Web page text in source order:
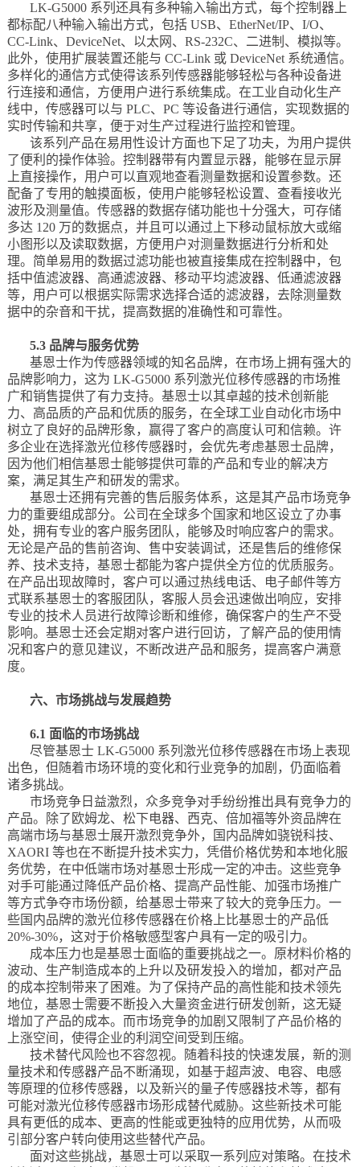
LK-G5000 系列还具有多种输入输出方式，每个控制器上
都标配八种输入输出方式，包括 USB、EtherNet/IP、I/O、
CC-Link、DeviceNet、以太网、RS-232C、二进制、模拟等。
此外，使用扩展装置还能与 CC-Link 或 DeviceNet 系统通信。
多样化的通信方式使得该系列传感器能够轻松与各种设备进
行连接和通信，方便用户进行系统集成。在工业自动化生产
线中，传感器可以与 PLC、PC 等设备进行通信，实现数据的
实时传输和共享，便于对生产过程进行监控和管理。
该系列产品在易用性设计方面也下足了功夫，为用户提供
了便利的操作体验。控制器带有内置显示器，能够在显示屏
上直接操作，用户可以直观地查看测量数据和设置参数。还
配备了专用的触摸面板，使用户能够轻松设置、查看接收光
波形及测量值。传感器的数据存储功能也十分强大，可存储
多达 120 万的数据点，并且可以通过上下移动鼠标放大或缩
小图形以及读取数据，方便用户对测量数据进行分析和处
理。简单易用的数据过滤功能也被直接集成在控制器中，包
括中值滤波器、高通滤波器、移动平均滤波器、低通滤波器
等，用户可以根据实际需求选择合适的滤波器，去除测量数
据中的杂音和干扰，提高数据的准确性和可靠性。
5.3 品牌与服务优势
基恩士作为传感器领域的知名品牌，在市场上拥有强大的
品牌影响力，这为 LK-G5000 系列激光位移传感器的市场推
广和销售提供了有力支持。基恩士以其卓越的技术创新能
力、高品质的产品和优质的服务，在全球工业自动化市场中
树立了良好的品牌形象，赢得了客户的高度认可和信赖。许
多企业在选择激光位移传感器时，会优先考虑基恩士品牌，
因为他们相信基恩士能够提供可靠的产品和专业的解决方
案，满足其生产和研发的需求。
基恩士还拥有完善的售后服务体系，这是其产品市场竞争
力的重要组成部分。公司在全球多个国家和地区设立了办事
处，拥有专业的客户服务团队，能够及时响应客户的需求。
无论是产品的售前咨询、售中安装调试，还是售后的维修保
养、技术支持，基恩士都能为客户提供全方位的优质服务。
在产品出现故障时，客户可以通过热线电话、电子邮件等方
式联系基恩士的客服团队，客服人员会迅速做出响应，安排
专业的技术人员进行故障诊断和维修，确保客户的生产不受
影响。基恩士还会定期对客户进行回访，了解产品的使用情
况和客户的意见建议，不断改进产品和服务，提高客户满意
度。
六、市场挑战与发展趋势
6.1 面临的市场挑战
尽管基恩士 LK-G5000 系列激光位移传感器在市场上表现
出色，但随着市场环境的变化和行业竞争的加剧，仍面临着
诸多挑战。
市场竞争日益激烈，众多竞争对手纷纷推出具有竞争力的
产品。除了欧姆龙、松下电器、西克、倍加福等外资品牌在
高端市场与基恩士展开激烈竞争外，国内品牌如骁锐科技、
XAORI 等也在不断提升技术实力，凭借价格优势和本地化服
务优势，在中低端市场对基恩士形成一定的冲击。这些竞争
对手可能通过降低产品价格、提高产品性能、加强市场推广
等方式争夺市场份额，给基恩士带来了较大的竞争压力。一
些国内品牌的激光位移传感器在价格上比基恩士的产品低
20%-30%，这对于价格敏感型客户具有一定的吸引力。
成本压力也是基恩士面临的重要挑战之一。原材料价格的
波动、生产制造成本的上升以及研发投入的增加，都对产品
的成本控制带来了困难。为了保持产品的高性能和技术领先
地位，基恩士需要不断投入大量资金进行研发创新，这无疑
增加了产品的成本。而市场竞争的加剧又限制了产品价格的
上涨空间，使得企业的利润空间受到压缩。
技术替代风险也不容忽视。随着科技的快速发展，新的测
量技术和传感器产品不断涌现，如基于超声波、电容、电感
等原理的位移传感器，以及新兴的量子传感器技术等，都有
可能对激光位移传感器市场形成替代威胁。这些新技术可能
具有更低的成本、更高的性能或更独特的应用优势，从而吸
引部分客户转向使用这些替代产品。
面对这些挑战，基恩士可以采取一系列应对策略。在技术